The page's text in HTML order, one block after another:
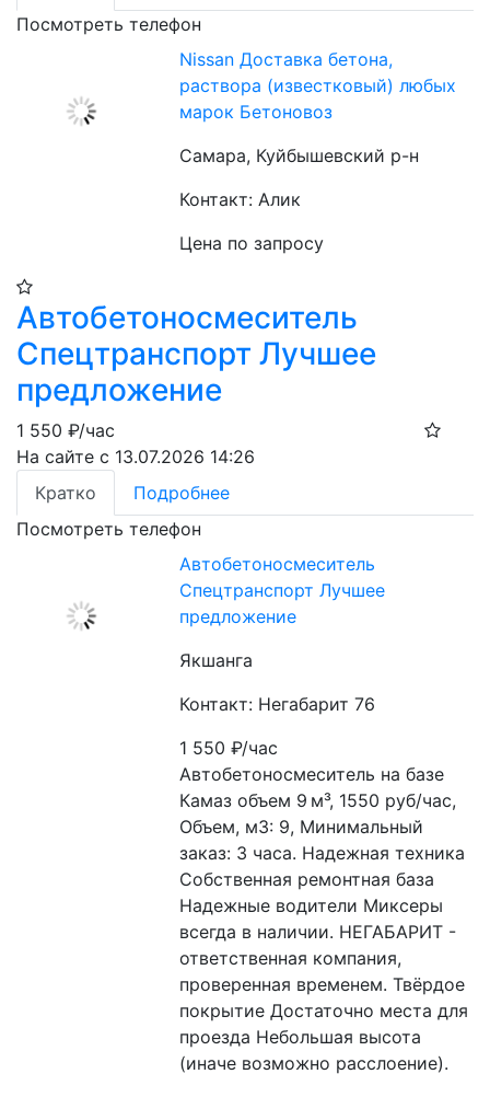
Посмотреть телефон
Nissan Доставка бетона,
раствора (известковый) любых
марок Бетоновоз
Самара, Куйбышевский р-н
Контакт: Алик
Цена по запросу
Автобетоносмеситель
Спецтранспорт Лучшее
предложение
1 550 ₽/час
На сайте с 13.07.2026 14:26
Кратко
Подробнее
Посмотреть телефон
Автобетоносмеситель
Спецтранспорт Лучшее
предложение
Якшанга
Контакт: Негабарит 76
1 550₽/час
Автобетоносмеситель на базе
Камаз объем 9 м³, 1550 руб/час,
Объем, м3: 9, Минимальный
заказ: 3 часа. Надежная техника
Собственная ремонтная база
Надежные водители Миксеры
всегда в наличии. НЕГАБАРИТ -
ответственная компания,
проверенная временем. Твёрдое
покрытие Достаточно места для
проезда Небольшая высота
(иначе возможно расслоение).